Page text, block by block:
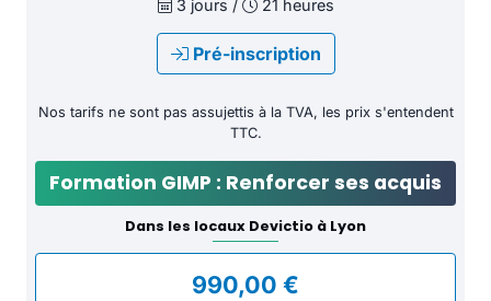
3 jours / 21 heures
Pré-inscription
Nos tarifs ne sont pas assujettis à la TVA, les prix s'entendent
TTC.
Formation GIMP : Renforcer ses acquis
Dans les locaux Devictio à Lyon
990,00 €